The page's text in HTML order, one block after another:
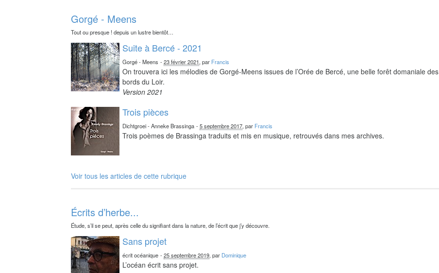
Gorgé - Meens
Tout ou presque ! depuis un lustre bientôt…
Suite à Bercé - 2021
Gorgé - Meens -23 février 2021, par Francis
On trouvera ici les mélodies de Gorgé-Meens issues de l’Orée de Bercé, une belle forêt domaniale des
bords du Loir.
Version 2021
Trois pièces
Dichtgroei - Anneke Brassinga -5 septembre 2017, par Francis
Trois poèmes de Brassinga traduits et mis en musique, retrouvés dans mes archives.
Voir tous les articles de cette rubrique
Écrits d’herbe...
Étude, s’il se peut, après celle du signifiant dans la nature, de l’écrit que j’y découvre.
Sans projet
écrit océanique -25 septembre 2019, par Dominique
L’océan écrit sans projet.